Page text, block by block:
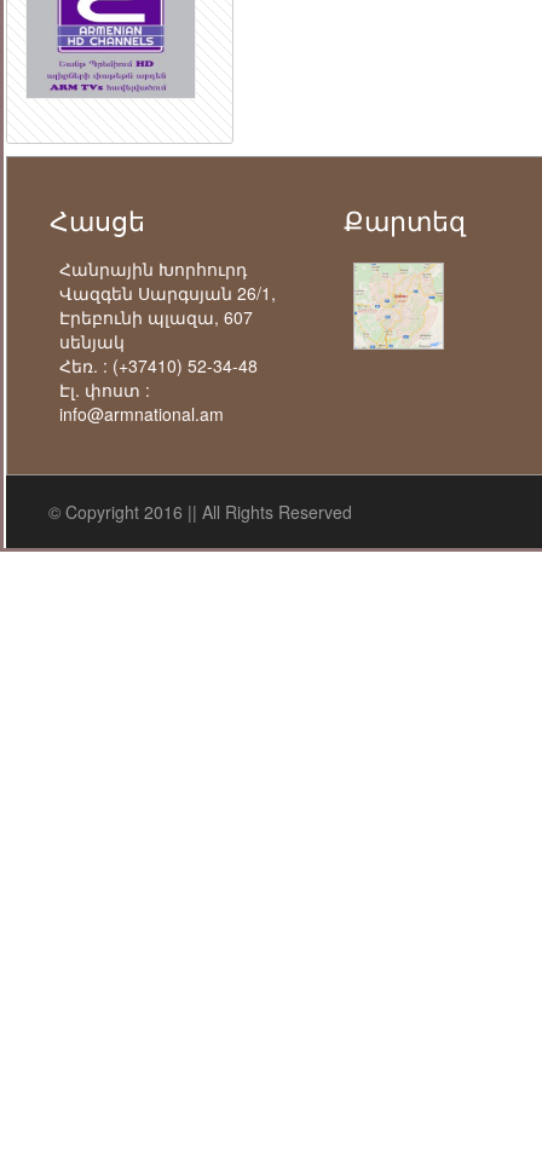
Հասցե
Հանրային Խորհուրդ
Վազգեն Սարգսյան 26/1,
Էրեբունի պլազա, 607
սենյակ
Հեռ. : (+37410) 52-34-48
Էլ. փոստ :
info@armnational.am
Քարտեզ
© Copyright 2016 || All Rights Reserved